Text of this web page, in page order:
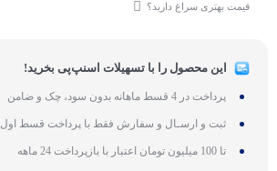
قیمت بهتری سراغ دارید؟
این محصول را با تسهیلات اسنپ‌پی بخرید!
پرداخت در 4 قسط ماهانه بدون سود، چک و ضامن
ثبت و ارسـال و سفارش فقط با پرداخت قسط اول
تا 100 میلیون تومان اعتبار با بازپرداخت 24 ماهه